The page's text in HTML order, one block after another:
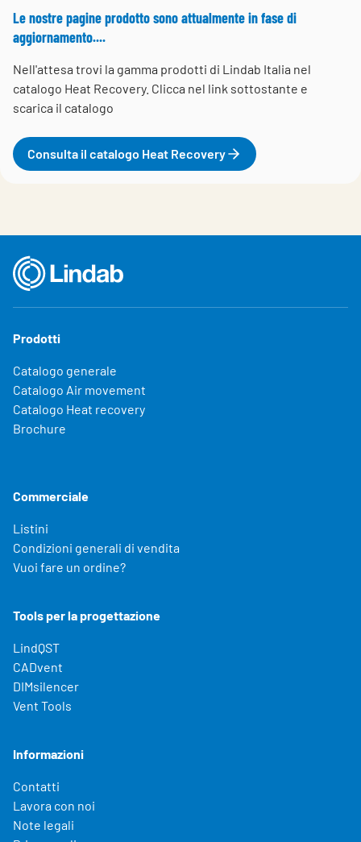
Le nostre pagine prodotto sono attualmente in fase di
aggiornamento....
Nell'attesa trovi la gamma prodotti di Lindab Italia nel
catalogo Heat Recovery. Clicca nel link sottostante e
scarica il catalogo
Consulta il catalogo Heat Recovery
Prodotti
Catalogo generale
Catalogo Air movement
Catalogo Heat recovery
Brochure
Commerciale
Listini
Condizioni generali di vendita
Vuoi fare un ordine?
Tools per la progettazione
LindQST
CADvent
DIMsilencer
Vent Tools
Informazioni
Contatti
Lavora con noi
Note legali